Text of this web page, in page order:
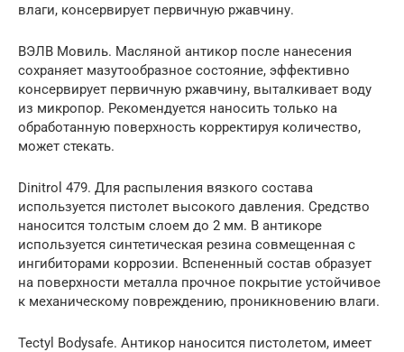
влаги, консервирует первичную ржавчину.
ВЭЛВ Мовиль. Масляной антикор после нанесения
сохраняет мазутообразное состояние, эффективно
консервирует первичную ржавчину, выталкивает воду
из микропор. Рекомендуется наносить только на
обработанную поверхность корректируя количество,
может стекать.
Dinitrol 479. Для распыления вязкого состава
используется пистолет высокого давления. Средство
наносится толстым слоем до 2 мм. В антикоре
используется синтетическая резина совмещенная с
ингибиторами коррозии. Вспененный состав образует
на поверхности металла прочное покрытие устойчивое
к механическому повреждению, проникновению влаги.
Tectyl Bodysafe. Антикор наносится пистолетом, имеет